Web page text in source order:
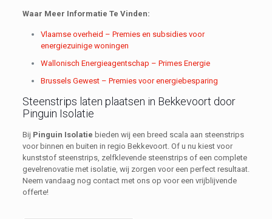
Waar Meer Informatie Te Vinden:
Vlaamse overheid – Premies en subsidies voor
energiezuinige woningen
Wallonisch Energieagentschap – Primes Energie
Brussels Gewest – Premies voor energiebesparing
Steenstrips laten plaatsen in Bekkevoort door
Pinguin Isolatie
Bij Pinguin Isolatie bieden wij een breed scala aan steenstrips
voor binnen en buiten in regio Bekkevoort. Of u nu kiest voor
kunststof steenstrips, zelfklevende steenstrips of een complete
gevelrenovatie met isolatie, wij zorgen voor een perfect resultaat.
Neem vandaag nog contact met ons op voor een vrijblijvende
offerte!